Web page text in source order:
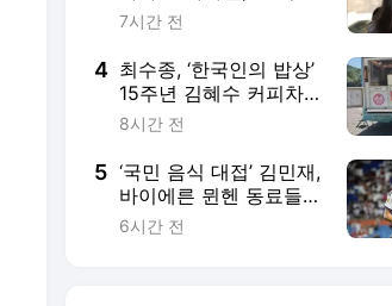
취한 ‘라누보 한남’ 사기
7시간 전
4 최수종, ‘한국인의 밥상’
15주년 김혜수 커피차에
“사랑스런 후배”
8시간 전
5 ‘국민 음식 대접’ 김민재,
바이에른 뮌헨 동료들과
회식, 獨 매체 “KIM 한국
6시간 전